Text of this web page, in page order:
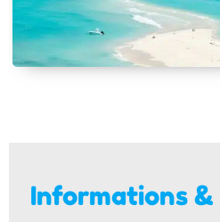
Informations